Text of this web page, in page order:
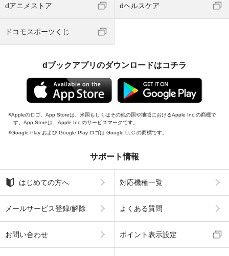
dアニメストア dヘルスケア
ドコモスポーツくじ
dブックアプリのダウンロードはコチラ
Appleのロゴ、App Storeは、米国もしくはその他の国や地域におけるApple Inc.の商標で
す。App Storeは、Apple Inc.のサービスマークです。
Google Play および Google Play ロゴは Google LLC の商標です。
サポート情報
はじめての方へ 対応機種一覧
メールサービス登録/解除 よくある質問
お問い合わせ ポイント表示設定